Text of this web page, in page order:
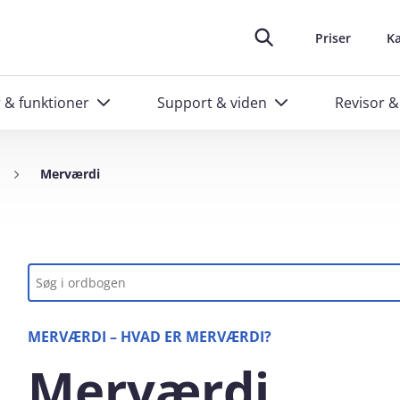
Header top
Priser
& funktioner Support & viden Revisor
Merværdi
Nøgleord
MERVÆRDI – HVAD ER MERVÆRDI?